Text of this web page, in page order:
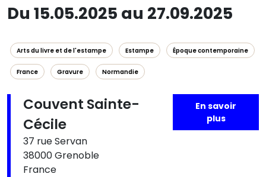
Du 15.05.2025 au 27.09.2025
Arts du livre et de l'estampe Estampe Époque contemporaine
France Gravure Normandie
Couvent Sainte-
Cécile
37 rue Servan
38000 Grenoble
France
En savoir
plus